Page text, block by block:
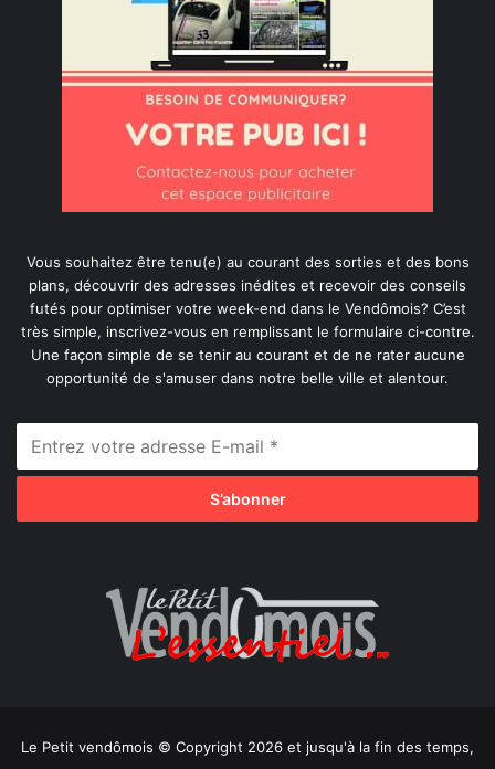
Vous souhaitez être tenu(e) au courant des sorties et des bons
plans, découvrir des adresses inédites et recevoir des conseils
futés pour optimiser votre week-end dans le Vendômois? C’est
très simple, inscrivez-vous en remplissant le formulaire ci-contre.
Une façon simple de se tenir au courant et de ne rater aucune
opportunité de s'amuser dans notre belle ville et alentour.
Le Petit vendômois © Copyright 2026 et jusqu'à la fin des temps,